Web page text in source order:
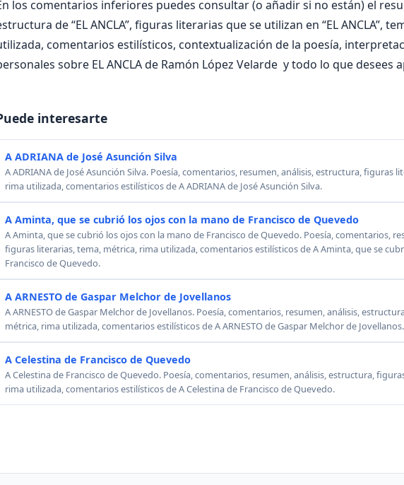
los comentarios inferiores puedes consultar (o añadir si no están) el
de “EL ANCLA”, figuras literarias que se utilizan en “EL ANCLA”,
comentarios estilísticos, contextualización de la poesía,
sobre EL ANCLA de Ramón López Velarde y todo lo que desees
interesarte
A ADRIANA de José Asunción Silva
A ADRIANA de José Asunción Silva. Poesía, comentarios, resumen, análisis, estructura, figuras
rima utilizada, comentarios estilísticos de A ADRIANA de José Asunción Silva.
A Aminta, que se cubrió los ojos con la mano de Francisco de Quevedo
A Aminta, que se cubrió los ojos con la mano de Francisco de Quevedo. Poesía, comentarios,
figuras literarias, tema, métrica, rima utilizada, comentarios estilísticos de A Aminta, que se
Francisco de Quevedo.
A ARNESTO de Gaspar Melchor de Jovellanos
A ARNESTO de Gaspar Melchor de Jovellanos. Poesía, comentarios, resumen, análisis,
métrica, rima utilizada, comentarios estilísticos de A ARNESTO de Gaspar Melchor de Jovellanos.
A Celestina de Francisco de Quevedo
A Celestina de Francisco de Quevedo. Poesía, comentarios, resumen, análisis, estructura,
rima utilizada, comentarios estilísticos de A Celestina de Francisco de Quevedo.